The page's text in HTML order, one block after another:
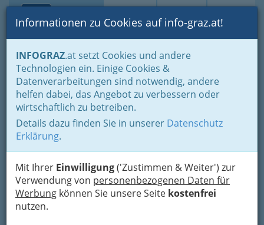
Suche Login Toggle
Informationen zu Cookies auf info-graz.at!
INFOGRAZ.at setzt Cookies und andere
Technologien ein. Einige Cookies &
Datenverarbeitungen sind notwendig, andere
helfen dabei, das Angebot zu verbessern oder
wirtschaftlich zu betreiben.
Details dazu finden Sie in unserer Datenschutz
Erklärung.
Mit Ihrer Einwilligung('Zustimmen & Weiter') zur
Verwendung von personenbezogenen Daten für
Werbung können Sie unsere Seite kostenfrei
nutzen.
Home Branchen Informationsstellen
Medien - Information
Print Online
Internationale Magazine
Bild